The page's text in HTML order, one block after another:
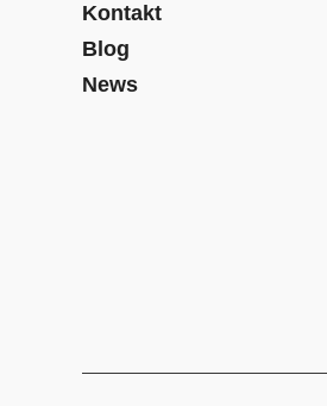
Kontakt
Blog
News